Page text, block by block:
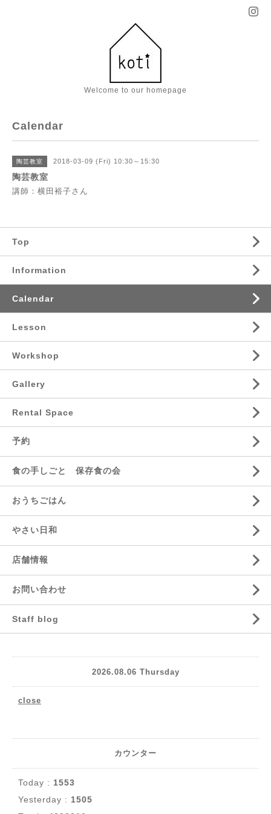
Welcome to our homepage
Calendar
陶芸教室 2018-03-09 (Fri) 10:30～15:30
陶芸教室
講師：横田裕子さん
Top
Information
Calendar
Lesson
Workshop
Gallery
Rental Space
予約
食の手しごと 保存食の会
おうちごはん
やさい日和
店舗情報
お問い合わせ
Staff blog
2026.08.06 Thursday
close
カウンター
Today : 1553
Yesterday : 1505